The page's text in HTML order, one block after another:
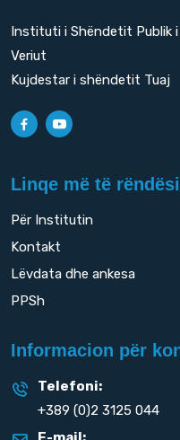
Instituti i Shëndetit Publik i
Veriut
Kujdestar i shëndetit Tuaj
Linqe më të
Për Institutin
Kontakt
Lëvdata dhe ankesa
PPSh
Informacion për
Telefoni:
+389 (0)2 3125 044